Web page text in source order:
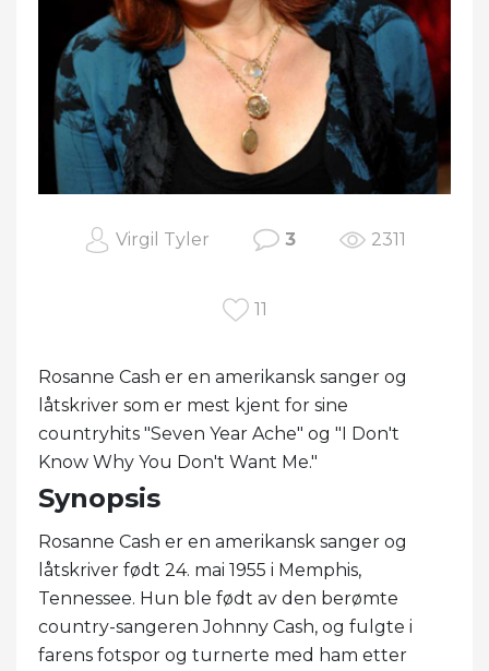
Virgil Tyler 3 2311
11
Rosanne Cash er en amerikansk sanger og
låtskriver som er mest kjent for sine
countryhits "Seven Year Ache" og "I Don't
Know Why You Don't Want Me."
Synopsis
Rosanne Cash er en amerikansk sanger og
låtskriver født 24. mai 1955 i Memphis,
Tennessee. Hun ble født av den berømte
country-sangeren Johnny Cash, og fulgte i
farens fotspor og turnerte med ham etter